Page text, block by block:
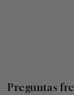
Preguntas